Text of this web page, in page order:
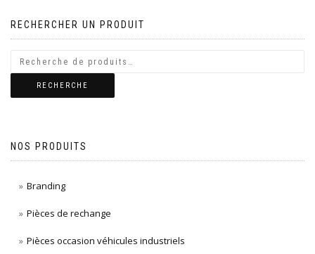
l’article
RECHERCHER UN PRODUIT
RECHERCHE
NOS PRODUITS
Branding
Pièces de rechange
Pièces occasion véhicules industriels